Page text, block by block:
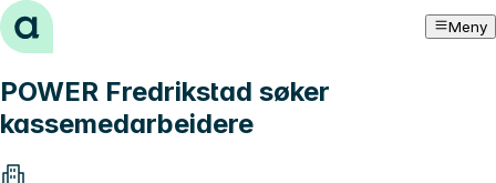
Hopp til innhold Meny
POWER Fredrikstad søker
kassemedarbeidere